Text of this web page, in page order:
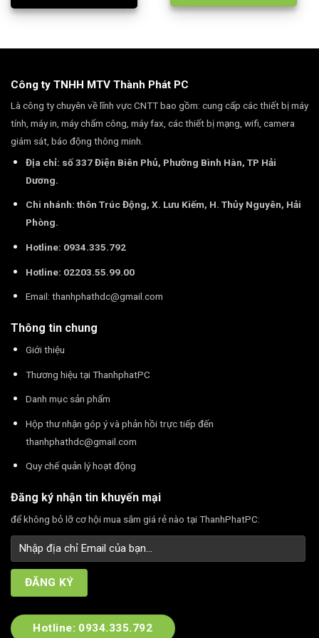
hình nhám để hạn chế bị bóng, lóa sáng khi sử dụng
ngoài trời.
HD (1366x768p) cùng độ sáng 250nits cho chất lượng
hình ảnh tốt, đủ sắc nét khi hiển thị các chi tiết lớn nhỏ.
Bàn phím & Touchpad cực nhạy
Công ty TNHH MTV Thành Phát PC
Là công ty chuyên về lĩnh vực CNTT bao gồm: cung cấp các thiết bị máy
tính, máy in, máy chấm công, máy fax, các thiết bị mạng, wifi, camera
giám sát, báo động thông minh.
Địa chỉ: số 337 Điện Biên Phủ, Phường Bình Hàn, TP Hải
Dương.
Chi nhánh: thôn Trúc Động, X. Lưu Kiếm, H. Thủy Nguyên, Hải
Phòng.
Hotline: 0934.335.792
Hotline: 02203.55.99.00
Email: thanhphathdc@gmail.com
Thông tin chung
Giới thiệu
Thương hiệu tại ThanhphatPC
Danh mục sản phẩm
Hộp thư nhận góp ý và phản hồi trực tiếp đến
thanhphathdc@gmail.com
Quy chế quản lý hoạt động
Đăng ký nhận tin khuyến mại
để không bỏ lỡ cơ hội mua sắm giá rẻ nào tại ThanhPhatPC:
Hotline: 0934.335.792